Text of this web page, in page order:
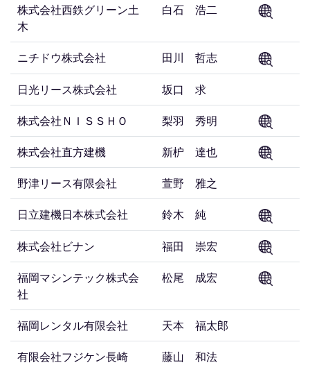
株式会社西鉄グリーン土
木
白石 浩二
ニチドウ株式会社
田川 哲志
日光リース株式会社
坂口 求
株式会社ＮＩＳＳＨＯ
梨羽 秀明
株式会社直方建機
新枦 達也
野津リース有限会社
萱野 雅之
日立建機日本株式会社
鈴木 純
株式会社ビナン
福田 崇宏
福岡マシンテック株式会
社
松尾 成宏
福岡レンタル有限会社
天本 福太郎
有限会社フジケン長崎
藤山 和法